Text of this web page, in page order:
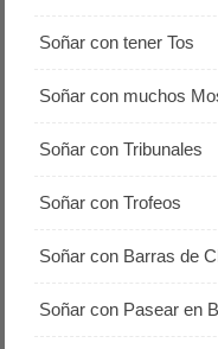
Soñar con tener Tos
Soñar con muchos
Soñar con Tribunales
Soñar con Trofeos
Soñar con Barras de
Soñar con Pasear en